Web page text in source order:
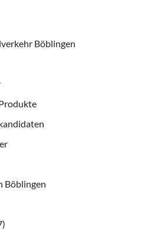
Böblingen
Böblingen